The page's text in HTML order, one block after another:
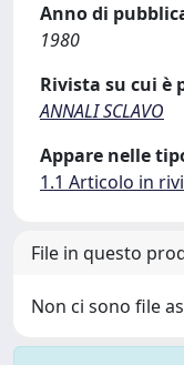
Anno di
1980
Rivista su cui è
ANNALI SCLAVO
Appare nelle
1.1 Articolo in
File in questo
Non ci sono file